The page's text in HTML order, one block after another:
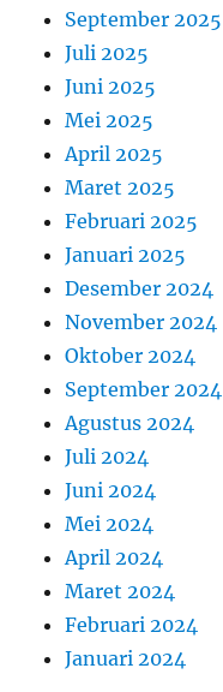
September 2025
Juli 2025
Juni 2025
Mei 2025
April 2025
Maret 2025
Februari 2025
Januari 2025
Desember 2024
November 2024
Oktober 2024
September 2024
Agustus 2024
Juli 2024
Juni 2024
Mei 2024
April 2024
Maret 2024
Februari 2024
Januari 2024